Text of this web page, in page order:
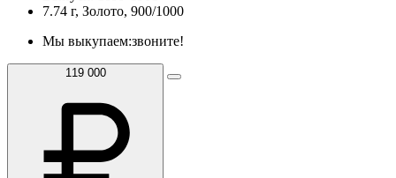
7.74 г, Золото, 900/1000
Мы выкупаем:звоните!
119 000